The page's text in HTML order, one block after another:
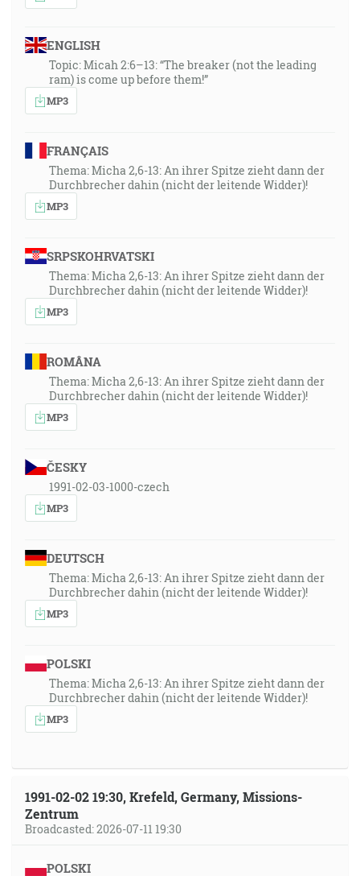
ENGLISH
Topic: Micah 2:6–13: “The breaker (not the leading
ram) is come up before them!”
MP3
FRANÇAIS
Thema: Micha 2,6-13: An ihrer Spitze zieht dann der
Durchbrecher dahin (nicht der leitende Widder)!
MP3
SRPSKOHRVATSKI
Thema: Micha 2,6-13: An ihrer Spitze zieht dann der
Durchbrecher dahin (nicht der leitende Widder)!
MP3
ROMÂNA
Thema: Micha 2,6-13: An ihrer Spitze zieht dann der
Durchbrecher dahin (nicht der leitende Widder)!
MP3
ČESKY
1991-02-03-1000-czech
MP3
DEUTSCH
Thema: Micha 2,6-13: An ihrer Spitze zieht dann der
Durchbrecher dahin (nicht der leitende Widder)!
MP3
POLSKI
Thema: Micha 2,6-13: An ihrer Spitze zieht dann der
Durchbrecher dahin (nicht der leitende Widder)!
MP3
1991-02-02 19:30, Krefeld, Germany, Missions-
Zentrum
Broadcasted: 2026-07-11 19:30
POLSKI